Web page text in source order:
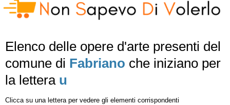
Elenco delle opere d'arte presenti del
comune di Fabriano che iniziano per
la lettera u
Clicca su una lettera per vedere gli elementi corrispondenti